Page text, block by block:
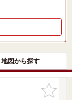
地図から探す
お気に入
りに追加